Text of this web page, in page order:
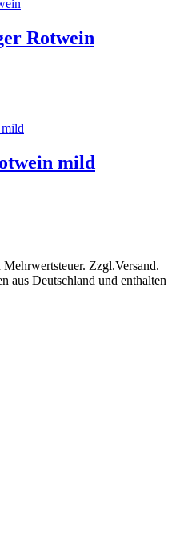
Rotwein
mild
Zzgl.Versand.
aus Deutschland und enthalten